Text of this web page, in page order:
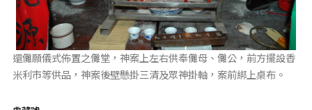
還儺願儀式佈置之儺堂，神案上左右供奉儺母、儺公，前方擺設香
米利市等供品，神案後壁懸掛三清及眾神掛軸，案前綁上桌布。